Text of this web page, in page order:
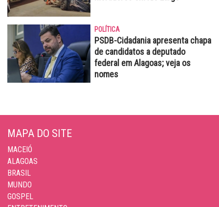
POLÍTICA
PSDB-Cidadania apresenta chapa
de candidatos a deputado
federal em Alagoas; veja os
nomes
MAPA DO SITE
MACEIÓ
ALAGOAS
BRASIL
MUNDO
GOSPEL